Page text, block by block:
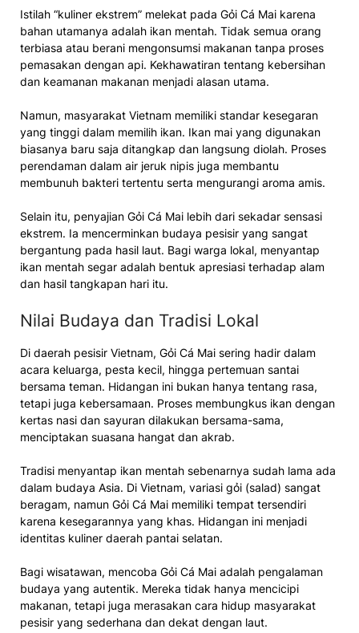
Istilah “kuliner ekstrem” melekat pada Gỏi Cá Mai karena
bahan utamanya adalah ikan mentah. Tidak semua orang
terbiasa atau berani mengonsumsi makanan tanpa proses
pemasakan dengan api. Kekhawatiran tentang kebersihan
dan keamanan makanan menjadi alasan utama.
Namun, masyarakat Vietnam memiliki standar kesegaran
yang tinggi dalam memilih ikan. Ikan mai yang digunakan
biasanya baru saja ditangkap dan langsung diolah. Proses
perendaman dalam air jeruk nipis juga membantu
membunuh bakteri tertentu serta mengurangi aroma amis.
Selain itu, penyajian Gỏi Cá Mai lebih dari sekadar sensasi
ekstrem. Ia mencerminkan budaya pesisir yang sangat
bergantung pada hasil laut. Bagi warga lokal, menyantap
ikan mentah segar adalah bentuk apresiasi terhadap alam
dan hasil tangkapan hari itu.
Nilai Budaya dan Tradisi Lokal
Di daerah pesisir Vietnam, Gỏi Cá Mai sering hadir dalam
acara keluarga, pesta kecil, hingga pertemuan santai
bersama teman. Hidangan ini bukan hanya tentang rasa,
tetapi juga kebersamaan. Proses membungkus ikan dengan
kertas nasi dan sayuran dilakukan bersama-sama,
menciptakan suasana hangat dan akrab.
Tradisi menyantap ikan mentah sebenarnya sudah lama ada
dalam budaya Asia. Di Vietnam, variasi gỏi (salad) sangat
beragam, namun Gỏi Cá Mai memiliki tempat tersendiri
karena kesegarannya yang khas. Hidangan ini menjadi
identitas kuliner daerah pantai selatan.
Bagi wisatawan, mencoba Gỏi Cá Mai adalah pengalaman
budaya yang autentik. Mereka tidak hanya mencicipi
makanan, tetapi juga merasakan cara hidup masyarakat
pesisir yang sederhana dan dekat dengan laut.